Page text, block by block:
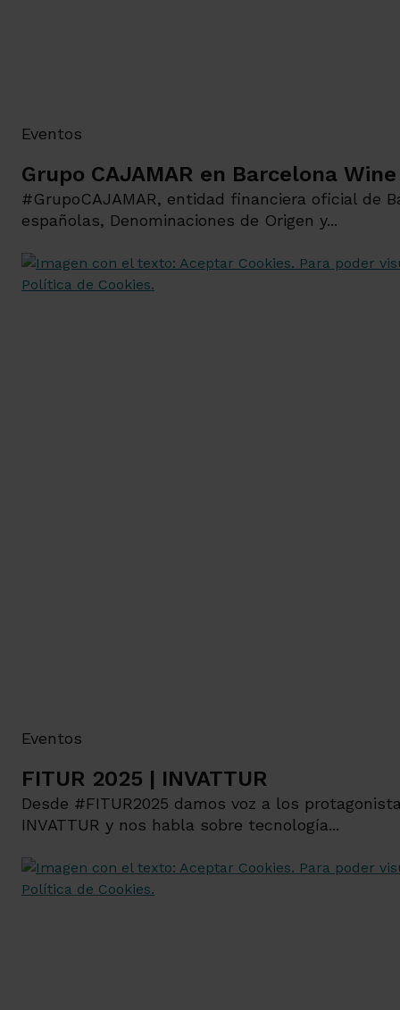
Eventos
Grupo CAJAMAR en Barcelona
#GrupoCAJAMAR, entidad financiera oficial de
españolas, Denominaciones de Origen y...
Eventos
FITUR 2025 | INVATTUR
Desde #FITUR2025 damos voz a los
INVATTUR y nos habla sobre tecnología...